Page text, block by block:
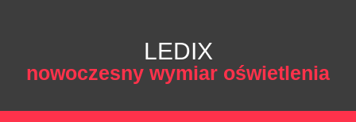
LEDIX
nowoczesny wymiar oświetlenia